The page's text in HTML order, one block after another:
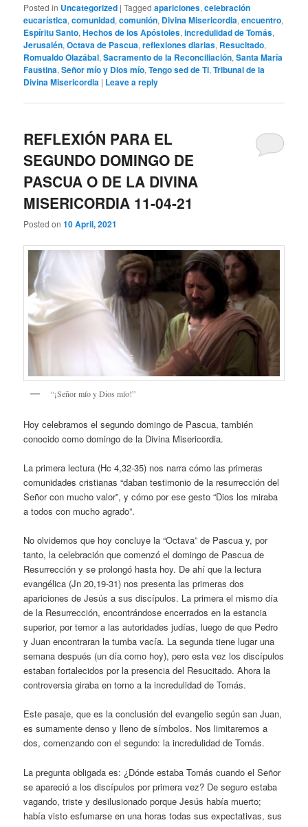
Posted in Uncategorized |Tagged apariciones,celebración
eucarística,comunidad,comunión, Divina Misericordia,encuentro,
Espíritu Santo,Hechos de los Apóstoles,incredulidad de Tomás,
Jerusalén,Octava de Pascua,reflexiones diarias, Resucitado,
Romualdo Olazábal,Sacramento de la Reconciliación,Santa María
Faustina,Señor mío y Dios mío,Tengo sed de Ti,Tribunal de la
Divina Misericordia | Leave a reply
REFLEXIÓN PARA EL
SEGUNDO DOMINGO DE
PASCUA O DE LA DIVINA
MISERICORDIA 11-04-21
Posted on10 April, 2021
“¡Señor mío y Dios mío!”
Hoy celebramos el segundo domingo de Pascua, también
conocido como domingo de la Divina Misericordia.
La primera lectura (Hc 4,32-35) nos narra cómo las primeras
comunidades cristianas “daban testimonio de la resurrección del
Señor con mucho valor”, y cómo por ese gesto “Dios los miraba
a todos con mucho agrado”.
No olvidemos que hoy concluye la “Octava” de Pascua y, por
tanto, la celebración que comenzó el domingo de Pascua de
Resurrección y se prolongó hasta hoy. De ahí que la lectura
evangélica (Jn 20,19-31) nos presenta las primeras dos
apariciones de Jesús a sus discípulos. La primera el mismo día
de la Resurrección, encontrándose encerrados en la estancia
superior, por temor a las autoridades judías, luego de que Pedro
y Juan encontraran la tumba vacía. La segunda tiene lugar una
semana después (un día como hoy), pero esta vez los discípulos
estaban fortalecidos por la presencia del Resucitado. Ahora la
controversia giraba en torno a la incredulidad de Tomás.
Este pasaje, que es la conclusión del evangelio según san Juan,
es sumamente denso y lleno de símbolos. Nos limitaremos a
dos, comenzando con el segundo: la incredulidad de Tomás.
La pregunta obligada es: ¿Dónde estaba Tomás cuando el Señor
se apareció a los discípulos por primera vez? De seguro estaba
vagando, triste y desilusionado porque Jesús había muerto;
había visto esfumarse en una horas todas sus expectativas, sus